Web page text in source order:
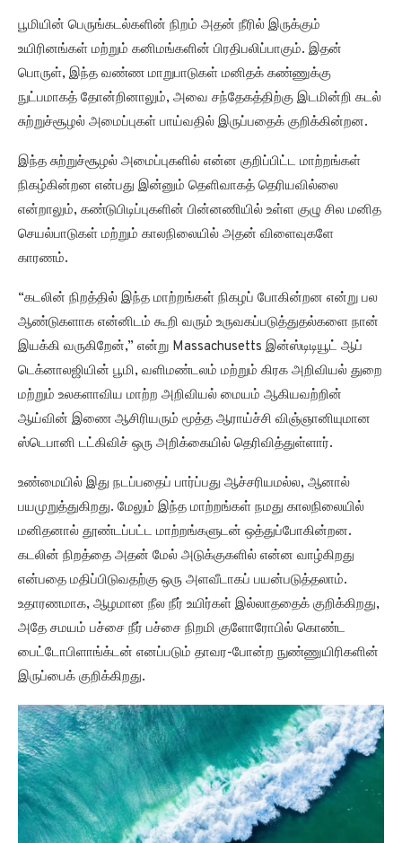
பூமியின் பெருங்கடல்களின் நிறம் அதன் நீரில் இருக்கும்
உயிரினங்கள் மற்றும் கனிமங்களின் பிரதிபலிப்பாகும். இதன்
பொருள், இந்த வண்ண மாறுபாடுகள் மனிதக் கண்ணுக்கு
நுட்பமாகத் தோன்றினாலும், அவை சந்தேகத்திற்கு இடமின்றி கடல்
சுற்றுச்சூழல் அமைப்புகள் பாய்வதில் இருப்பதைக் குறிக்கின்றன.
இந்த சுற்றுச்சூழல் அமைப்புகளில் என்ன குறிப்பிட்ட மாற்றங்கள்
நிகழ்கின்றன என்பது இன்னும் தெளிவாகத் தெரியவில்லை
என்றாலும், கண்டுபிடிப்புகளின் பின்னணியில் உள்ள குழு சில மனித
செயல்பாடுகள் மற்றும் காலநிலையில் அதன் விளைவுகளே
காரணம்.
“கடலின் நிறத்தில் இந்த மாற்றங்கள் நிகழப் போகின்றன என்று பல
ஆண்டுகளாக என்னிடம் கூறி வரும் உருவகப்படுத்துதல்களை நான்
இயக்கி வருகிறேன்,” என்று Massachusetts இன்ஸ்டிடியூட் ஆப்
டெக்னாலஜியின் பூமி, வளிமண்டலம் மற்றும் கிரக அறிவியல் துறை
மற்றும் உலகளாவிய மாற்ற அறிவியல் மையம் ஆகியவற்றின்
ஆய்வின் இணை ஆசிரியரும் மூத்த ஆராய்ச்சி விஞ்ஞானியுமான
ஸ்டெபானி டட்கிவிச் ஒரு அறிக்கையில் தெரிவித்துள்ளார்.
உண்மையில் இது நடப்பதைப் பார்ப்பது ஆச்சரியமல்ல, ஆனால்
பயமுறுத்துகிறது. மேலும் இந்த மாற்றங்கள் நமது காலநிலையில்
மனிதனால் தூண்டப்பட்ட மாற்றங்களுடன் ஒத்துப்போகின்றன.
கடலின் நிறத்தை அதன் மேல் அடுக்குகளில் என்ன வாழ்கிறது
என்பதை மதிப்பிடுவதற்கு ஒரு அளவீடாகப் பயன்படுத்தலாம்.
உதாரணமாக, ஆழமான நீல நீர் உயிர்கள் இல்லாததைக் குறிக்கிறது,
அதே சமயம் பச்சை நீர் பச்சை நிறமி குளோரோபில் கொண்ட
பைட்டோபிளாங்க்டன் எனப்படும் தாவர-போன்ற நுண்ணுயிரிகளின்
இருப்பைக் குறிக்கிறது.